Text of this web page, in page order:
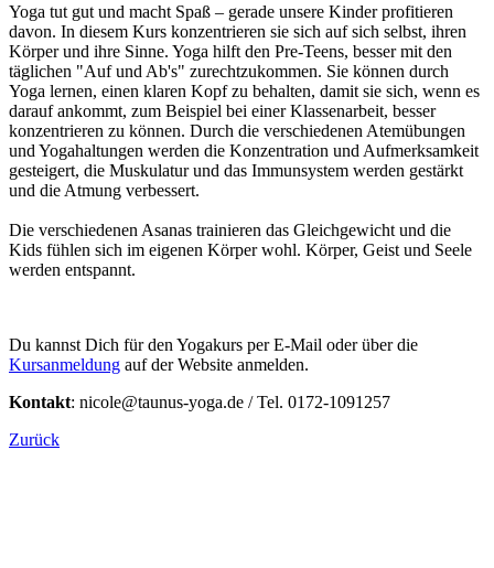
Yoga tut gut und macht Spaß – gerade unsere Kinder profitieren
davon. In diesem Kurs konzentrieren sie sich auf sich selbst, ihren
Körper und ihre Sinne. Yoga hilft den Pre-Teens, besser mit den
täglichen "Auf und Ab's" zurechtzukommen. Sie können durch
Yoga lernen, einen klaren Kopf zu behalten, damit sie sich, wenn es
darauf ankommt, zum Beispiel bei einer Klassenarbeit, besser
konzentrieren zu können. Durch die verschiedenen Atemübungen
und Yogahaltungen werden die Konzentration und Aufmerksamkeit
gesteigert, die Muskulatur und das Immunsystem werden gestärkt
und die Atmung verbessert.
Die verschiedenen Asanas trainieren das Gleichgewicht und die
Kids fühlen sich im eigenen Körper wohl. Körper, Geist und Seele
werden entspannt.
Du kannst Dich für den Yogakurs per E-Mail oder über die
Kursanmeldung auf der Website anmelden.
Kontakt: nicole@taunus-yoga.de / Tel. 0172-1091257
Zurück